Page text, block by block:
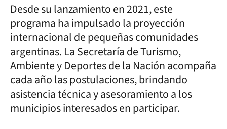
Desde su lanzamiento en 2021, este
programa ha impulsado la proyección
internacional de pequeñas comunidades
argentinas. La Secretaría de Turismo,
Ambiente y Deportes de la Nación acompaña
cada año las postulaciones, brindando
asistencia técnica y asesoramiento a los
municipios interesados en participar.